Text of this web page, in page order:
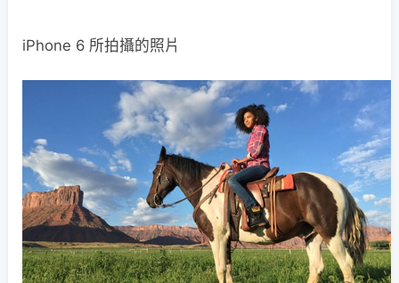
iPhone 6 所拍攝的照片